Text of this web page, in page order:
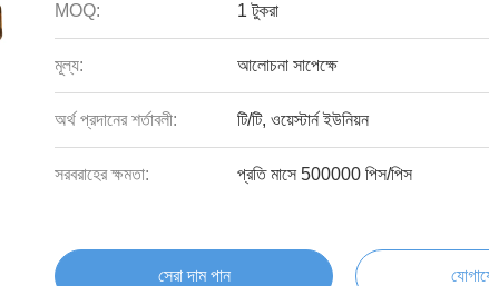
MOQ: 1 টুকরা
মূল্য: আলোচনা সাপেক্ষে
অর্থ প্রদানের শর্তাবলী: টি/টি, ওয়েস্টার্ন ইউনিয়ন
সরবরাহের ক্ষমতা: প্রতি মাসে 500000 পিস/পিস
সেরা দাম পান